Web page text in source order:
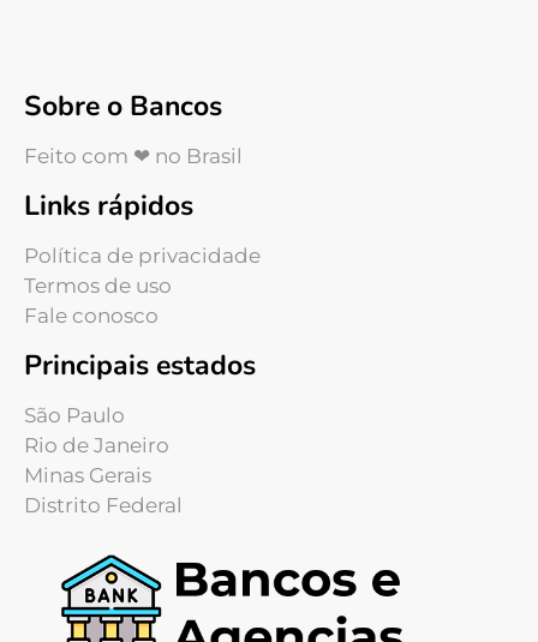
Sobre o Bancos
Feito com ❤ no Brasil
Links rápidos
Política de privacidade
Termos de uso
Fale conosco
Principais estados
São Paulo
Rio de Janeiro
Minas Gerais
Distrito Federal